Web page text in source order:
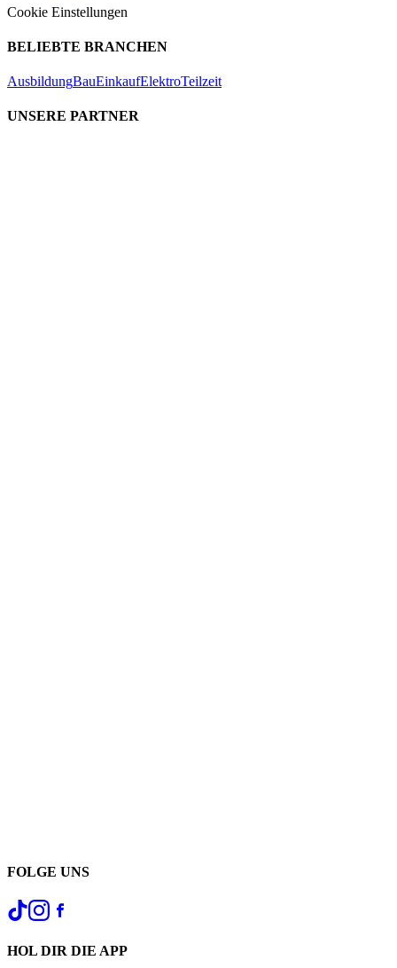
Cookie Einstellungen
BELIEBTE BRANCHEN
AusbildungBauEinkaufElektroTeilzeit
UNSERE PARTNER
FOLGE UNS
HOL DIR DIE APP